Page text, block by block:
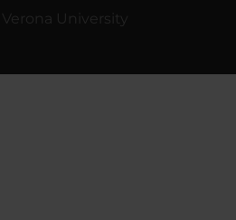
Verona University